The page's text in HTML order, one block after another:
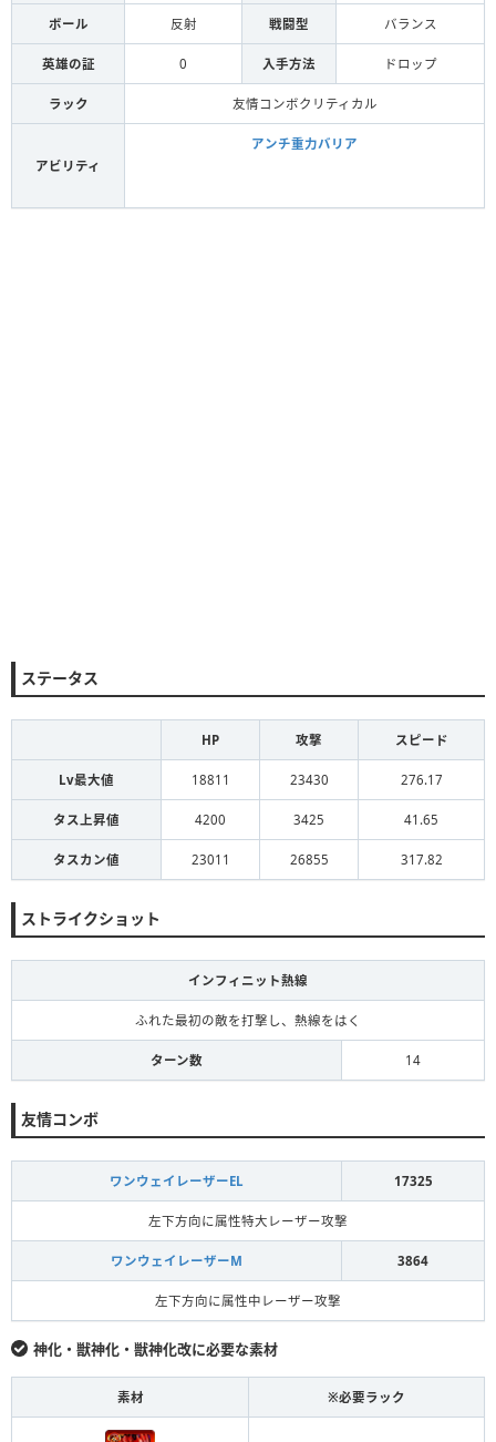
ボール 反射 戦闘型 バランス
英雄の証 0 入手方法 ドロップ
ラック 友情コンボクリティカル
アビリティ
アンチ重力バリア
ステータス
HP 攻撃 スピード
Lv最大値 18811 23430 276.17
タス上昇値 4200 3425 41.65
タスカン値 23011 26855 317.82
ストライクショット
インフィニット熱線
ふれた最初の敵を打撃し、熱線をはく
ターン数 14
友情コンボ
ワンウェイレーザーEL 17325
左下方向に属性特大レーザー攻撃
ワンウェイレーザーM 3864
左下方向に属性中レーザー攻撃
神化・獣神化・獣神化改に必要な素材
素材 ※必要ラック